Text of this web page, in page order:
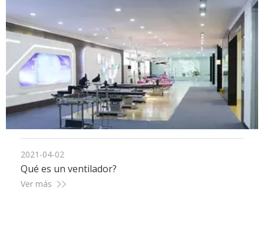
2021-04-02
Qué es un ventilador?
Ver más